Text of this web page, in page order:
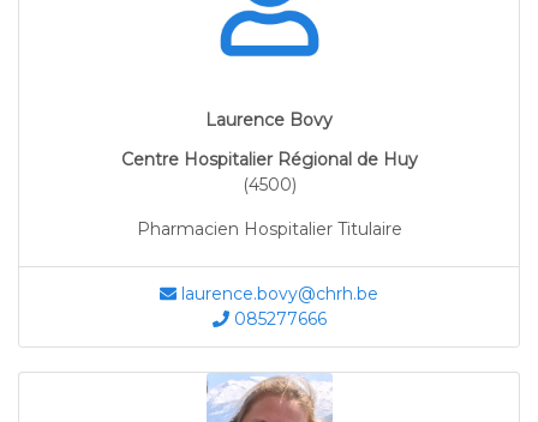
Laurence Bovy
Centre Hospitalier Régional de Huy
(4500)
Pharmacien Hospitalier Titulaire
laurence.bovy@chrh.be
085277666